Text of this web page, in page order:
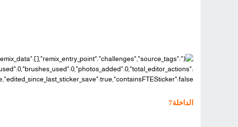
الداخلة7